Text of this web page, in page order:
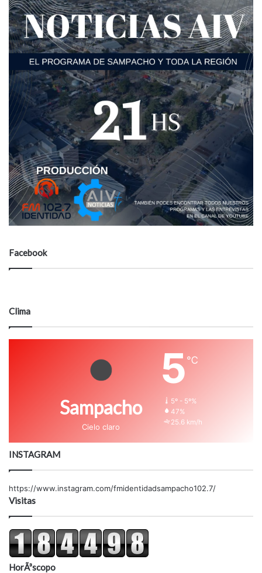
Facebook
Clima
Sampacho
Cielo claro
5 ℃
5º - 5º%
47%
25.6 km/h
INSTAGRAM
https://www.instagram.com/fmidentidadsampacho102.7/
Visitas
HorÃ³scopo